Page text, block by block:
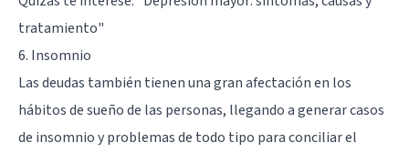
tratamiento"
6. Insomnio
Las deudas también tienen una gran afectación en los
hábitos de sueño de las personas, llegando a generar casos
de insomnio y problemas de todo tipo para conciliar el